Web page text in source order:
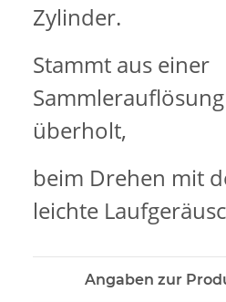
Zylinder.
Stammt aus einer
überholt,
beim Drehen mit
leichte
Angaben zur